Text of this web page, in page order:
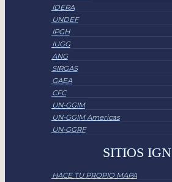
IDERA
UNDEF
IPGH
IUGG
ANG
SIRGAS
GAEA
CFC
UN-GGIM
UN-GGIM Americas
UN-GGRF
SITIOS IGN
HACE TU PROPIO MAPA